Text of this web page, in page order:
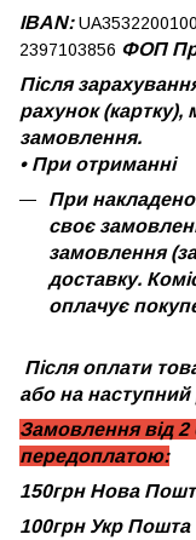
IBAN:
2397103856 ФОП
Після
рахунок
замовлення.
•При отриманні
При
своє
замовлення
доставку.
оплачує
Після оплати
або на
Замовлення від
передоплатою:
150грн Нова
100грн Укр Пошта